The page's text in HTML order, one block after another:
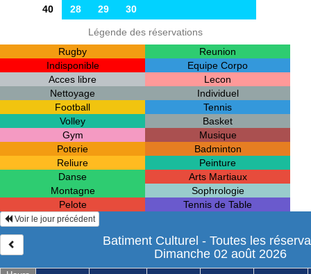
40
28 29 30
Légende des réservations
Rugby
Reunion
Indisponible
Equipe Corpo
Acces libre
Lecon
Nettoyage
Individuel
Football
Tennis
Volley
Basket
Gym
Musique
Poterie
Badminton
Reliure
Peinture
Danse
Arts Martiaux
Montagne
Sophrologie
Pelote
Tennis de Table
Voir le jour précédent
Batiment Culturel - Toutes les
Dimanche 02 août 2026